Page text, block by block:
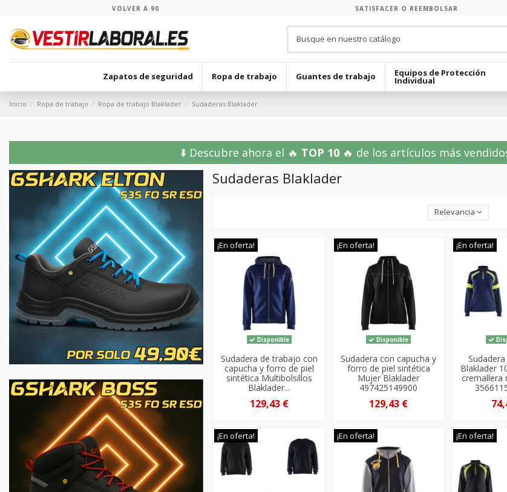
VOLVER A 90 SATISFACER O REEMBOLSAR
Zapatos de seguridad Ropa de trabajo Guantes de trabajo Equipos de Protección
Individual
Inicio Ropa de trabajo Ropa de trabajo Blaklader Sudaderas Blaklader
⬇️ Descubre ahora el 🔥 TOP 10🔥 de los artículos más
Sudaderas Blaklader
Relevancia
¡En oferta!
Disponible
Sudadera de trabajo con
capucha y forro de piel
sintética Multibolsillos
Blaklader...
129,43 €
¡En oferta!
Disponible
Sudadera con capucha y
forro de piel sintética
Mujer Blaklader
497425149900
129,43 €
¡En oferta!
Blaklader
cremallera
¡En oferta! ¡En oferta! ¡En oferta!